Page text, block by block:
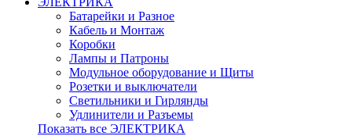
Батарейки и Разное
Кабель и Монтаж
Коробки
Лампы и Патроны
Модульное оборудование и Щиты
Розетки и выключатели
Светильники и Гирлянды
Удлинители и Разъемы
Показать все ЭЛЕКТРИКА